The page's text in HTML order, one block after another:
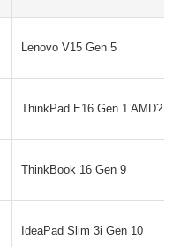
Lenovo V15 Gen 5
ThinkPad E16 Gen 1 AMD?
ThinkBook 16 Gen 9
IdeaPad Slim 3i Gen 10